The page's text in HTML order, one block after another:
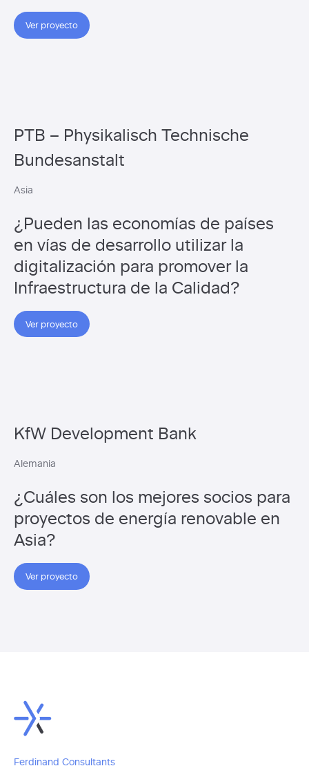
Ver proyecto
PTB – Physikalisch Technische
Bundesanstalt
Asia
¿Pueden las economías de países
en vías de desarrollo utilizar la
digitalización para promover la
Infraestructura de la Calidad?
Ver proyecto
KfW Development Bank
Alemania
¿Cuáles son los mejores socios para
proyectos de energía renovable en
Asia?
Ver proyecto
Ferdinand Consultants